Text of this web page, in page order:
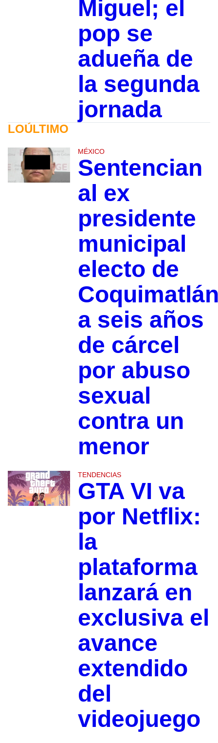
Miguel; el
pop se
adueña de
la segunda
jornada
LOÚLTIMO
MÉXICO
Sentencian
al ex
presidente
municipal
electo de
a seis años
de cárcel
por abuso
sexual
contra un
menor
TENDENCIAS
GTA VI va
por Netflix:
la
plataforma
lanzará en
exclusiva el
avance
extendido
del
videojuego